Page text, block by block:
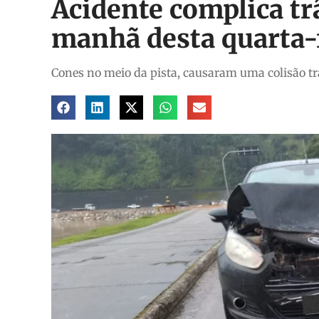
Acidente complica
manhã desta
Cones no meio da pista, causaram uma colisão